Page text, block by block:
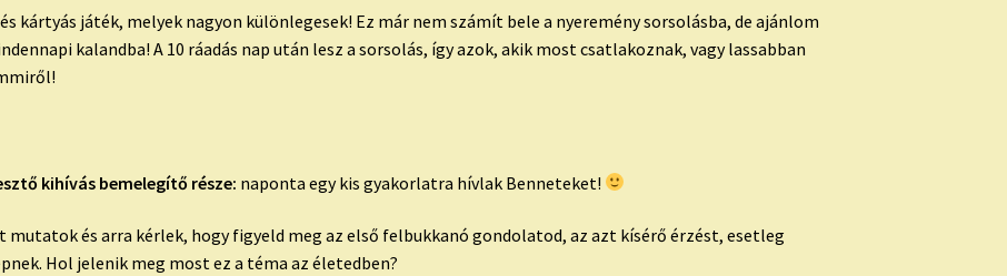
kártyás játék, melyek nagyon különlegesek! Ez már nem számít bele a nyeremény sorsolásba, de ajánlom
kalandba! A 10 ráadás nap után lesz a sorsolás, így azok, akik most csatlakoznak, vagy lassabban
kihívás bemelegítő része: naponta egy kis gyakorlatra hívlak Benneteket!
mutatok és arra kérlek, hogy figyeld meg az első felbukkanó gondolatod, az azt kísérő érzést, esetleg
Hol jelenik meg most ez a téma az életedben?